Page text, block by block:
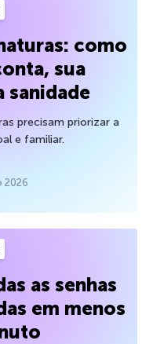
como
sua
sanidade
precisam priorizar a
e familiar.
2026
as senhas
em menos